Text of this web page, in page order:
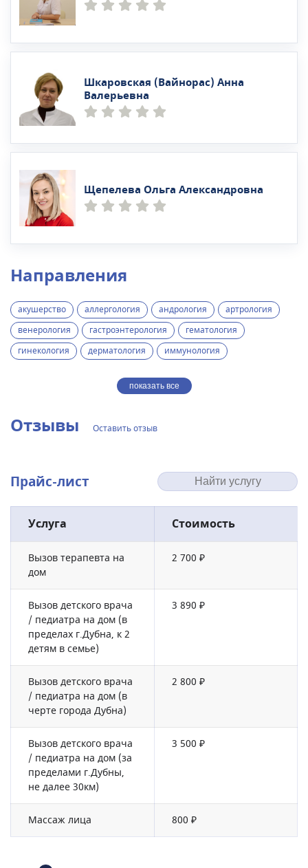
Шкаровская (Вайнорас) Анна
Валерьевна
Щепелева Ольга Александровна
Направления
акушерство аллергология андрология
артрология
венерология
гастроэнтерология
гематология
гинекология
дерматология иммунология
показать все
Отзывы Оставить отзыв
Прайс-лист
Услуга Стоимость
Вызов терапевта на
дом
2 700 ₽
Вызов детского врача
/ педиатра на дом (в
пределах г.Дубна, к 2
детям в семье)
3 890 ₽
Вызов детского врача
/ педиатра на дом (в
черте города Дубна)
2 800 ₽
Вызов детского врача
/ педиатра на дом (за
пределами г.Дубны,
не далее 30км)
3 500 ₽
Массаж лица 800 ₽